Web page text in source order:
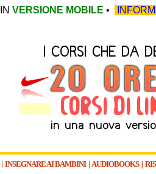
IN VERSIONE MOBILE •
| INSEGNARE AI BAMBINI| AUDIOBOOKS|